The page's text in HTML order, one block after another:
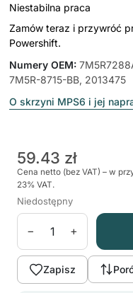
Niestabilna praca
Zamów teraz i przywróć
Powershift.
Numery OEM:
7M5R-8715-BB, 2013475
O skrzyni MPS6 i jej
59.43 zł
Cena netto (bez VAT) – w
23% VAT.
Niedostępny
− +
Zapisz